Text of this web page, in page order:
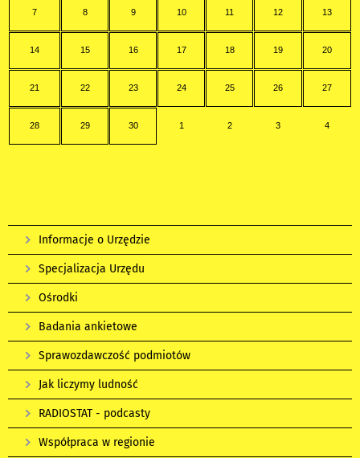
7 8 9 10 11 12 13
14 15 16 17 18 19 20
21 22 23 24 25 26 27
28 29 30 1 2 3 4
Informacje o Urzędzie
Specjalizacja Urzędu
Ośrodki
Badania ankietowe
Sprawozdawczość podmiotów
Jak liczymy ludność
RADIOSTAT - podcasty
Współpraca w regionie